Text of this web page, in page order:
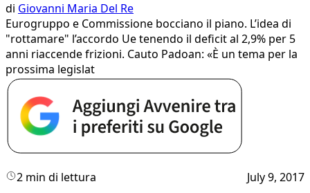
di Giovanni Maria Del Re
Eurogruppo e Commissione bocciano il piano. L’idea di
"rottamare" l’accordo Ue tenendo il deficit al 2,9% per 5
anni riaccende frizioni. Cauto Padoan: «È un tema per la
prossima legislat
2 min di lettura July 9, 2017